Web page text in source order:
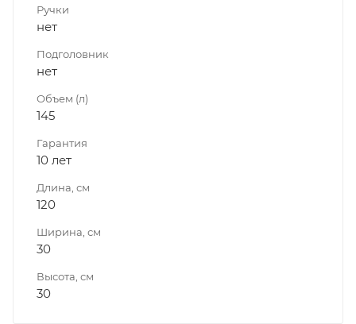
Ручки
нет
Подголовник
нет
Объем (л)
145
Гарантия
10 лет
Длина, см
120
Ширина, см
30
Высота, см
30